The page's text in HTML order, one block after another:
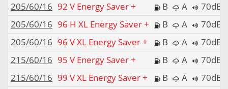
205/60/16 92 V Energy Saver + B A
70dB
205/60/16 96 H XL Energy Saver + B A
70dB
205/60/16 96 V XL Energy Saver + B A
70dB
215/60/16 95 V Energy Saver + B A
70dB
215/60/16 99 V XL Energy Saver + B A
70dB